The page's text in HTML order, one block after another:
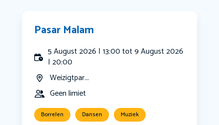
Pasar Malam
5 August 2026 | 13:00 tot 9 August 2026
| 20:00
Weizigtpar...
Geen limiet
Borrelen Dansen Muziek